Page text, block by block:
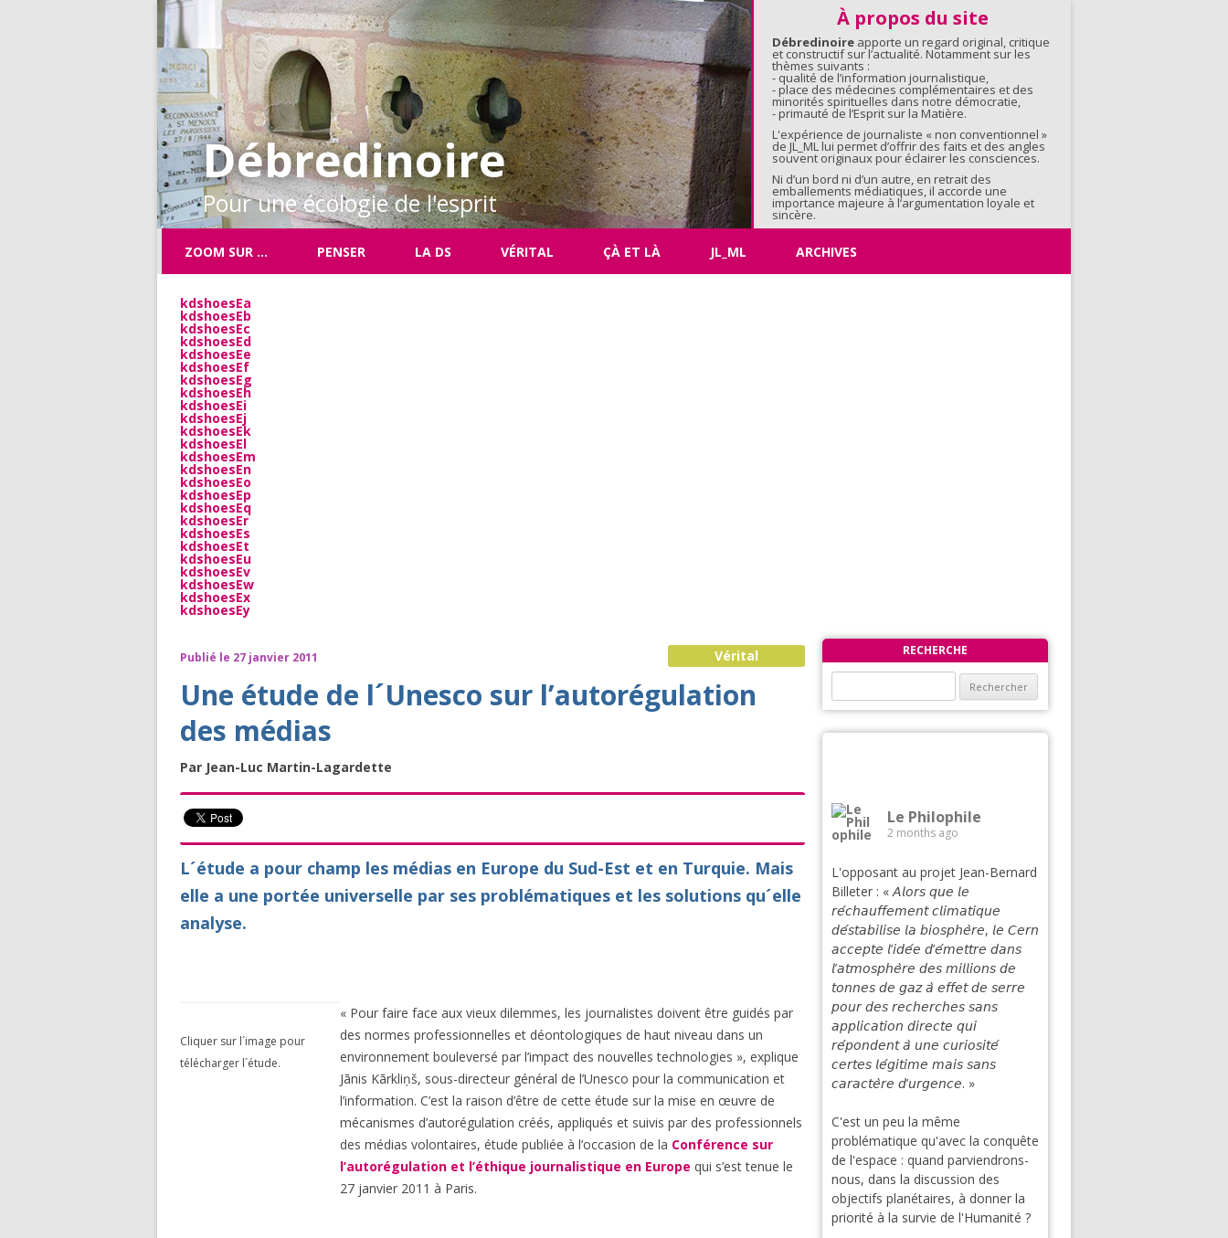
Débredinoire
Pour une écologie de l'esprit
À propos du site
Débredinoire apporte un regard original, critique
et constructif sur l’actualité. Notamment sur les
thèmes suivants :
- qualité de l’information journalistique,
- place des médecines complémentaires et des
minorités spirituelles dans notre démocratie,
- primauté de l’Esprit sur la Matière.
L'expérience de journaliste « non conventionnel »
de JL_ML lui permet d’offrir des faits et des angles
souvent originaux pour éclairer les consciences.
Ni d’un bord ni d’un autre, en retrait des
emballements médiatiques, il accorde une
importance majeure à l’argumentation loyale et
sincère.
Aller au contenu
ZOOM SUR … PENSER LA DS VÉRITAL ÇÀ ET LÀ JL_ML ARCHIVES
kdshoesEa
kdshoesEb
kdshoesEc
kdshoesEd
kdshoesEe
kdshoesEf
kdshoesEg
kdshoesEh
kdshoesEi
kdshoesEj
kdshoesEk
kdshoesEl
kdshoesEm
kdshoesEn
kdshoesEo
kdshoesEp
kdshoesEq
kdshoesEr
kdshoesEs
kdshoesEt
kdshoesEu
kdshoesEv
kdshoesEw
kdshoesEx
kdshoesEy
Publié le 27 janvier 2011 Vérital
Une étude de l´Unesco sur l’autorégulation
des médias
Par Jean-Luc Martin-Lagardette
L´étude a pour champ les médias en Europe du Sud-Est et en Turquie. Mais
elle a une portée universelle par ses problématiques et les solutions qu´elle
analyse.
Cliquer sur l´image pour
télécharger l´étude.
« Pour faire face aux vieux dilemmes, les journalistes doivent être guidés par
des normes professionnelles et déontologiques de haut niveau dans un
environnement bouleversé par l’impact des nouvelles technologies », explique
Jānis Kārkliņš, sous-directeur général de l’Unesco pour la communication et
l’information. C’est la raison d’être de cette étude sur la mise en œuvre de
mécanismes d’autorégulation créés, appliqués et suivis par des professionnels
des médias volontaires, étude publiée à l’occasion de la Conférence sur
l’autorégulation et l’éthique journalistique en Europe qui s’est tenue le
27 janvier 2011 à Paris.
RECHERCHE
Le Philophile
2 months ago
L'opposant au projet Jean-Bernard
Billeter : « 𝘈𝘭𝘰𝘳𝘴 𝘲𝘶𝘦 𝘭𝘦
𝘳𝘦́𝘤𝘩𝘢𝘶𝘧𝘧𝘦𝘮𝘦𝘯𝘵 𝘤𝘭𝘪𝘮𝘢𝘵𝘪𝘲𝘶𝘦
𝘥𝘦́𝘴𝘵𝘢𝘣𝘪𝘭𝘪𝘴𝘦 𝘭𝘢 𝘣𝘪𝘰𝘴𝘱𝘩𝘦̀𝘳𝘦, 𝘭𝘦 𝘊𝘦𝘳𝘯
𝘢𝘤𝘤𝘦𝘱𝘵𝘦 𝘭’𝘪𝘥𝘦́𝘦 𝘥’𝘦́𝘮𝘦𝘵𝘵𝘳𝘦 𝘥𝘢𝘯𝘴
𝘭’𝘢𝘵𝘮𝘰𝘴𝘱𝘩𝘦̀𝘳𝘦 𝘥𝘦𝘴 𝘮𝘪𝘭𝘭𝘪𝘰𝘯𝘴 𝘥𝘦
𝘵𝘰𝘯𝘯𝘦𝘴 𝘥𝘦 𝘨𝘢𝘻 𝘢̀ 𝘦𝘧𝘧𝘦𝘵 𝘥𝘦 𝘴𝘦𝘳𝘳𝘦
𝘱𝘰𝘶𝘳 𝘥𝘦𝘴 𝘳𝘦𝘤𝘩𝘦𝘳𝘤𝘩𝘦𝘴 𝘴𝘢𝘯𝘴
𝘢𝘱𝘱𝘭𝘪𝘤𝘢𝘵𝘪𝘰𝘯 𝘥𝘪𝘳𝘦𝘤𝘵𝘦 𝘲𝘶𝘪
𝘳𝘦́𝘱𝘰𝘯𝘥𝘦𝘯𝘵 𝘢̀ 𝘶𝘯𝘦 𝘤𝘶𝘳𝘪𝘰𝘴𝘪𝘵𝘦́
𝘤𝘦𝘳𝘵𝘦𝘴 𝘭𝘦́𝘨𝘪𝘵𝘪𝘮𝘦 𝘮𝘢𝘪𝘴 𝘴𝘢𝘯𝘴
𝘤𝘢𝘳𝘢𝘤𝘵𝘦̀𝘳𝘦 𝘥’𝘶𝘳𝘨𝘦𝘯𝘤𝘦. »
C'est un peu la même
problématique qu'avec la conquête
de l'espace : quand parviendrons-
nous, dans la discussion des
objectifs planétaires, à donner la
priorité à la survie de l'Humanité ?